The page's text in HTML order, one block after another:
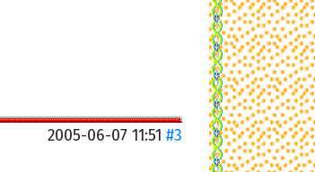
2005-06-07 11:51 #3